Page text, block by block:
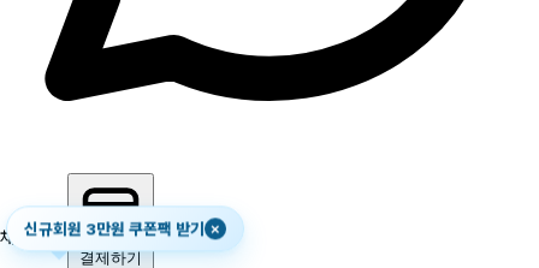
채팅하기
결제하기
신규회원 3만원 쿠폰팩 받기 ×